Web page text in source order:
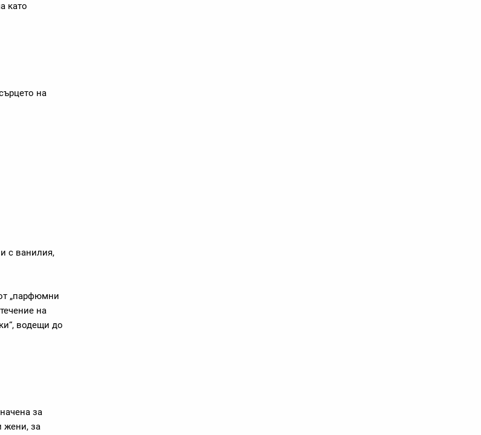
като
на
с ванилия,
„парфюмни
на
водещи до
за
жени, за